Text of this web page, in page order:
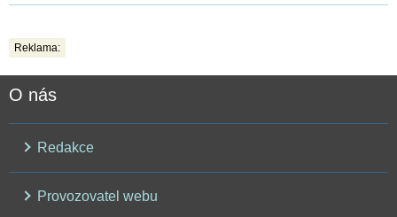
Reklama:
O nás
Redakce
Provozovatel webu